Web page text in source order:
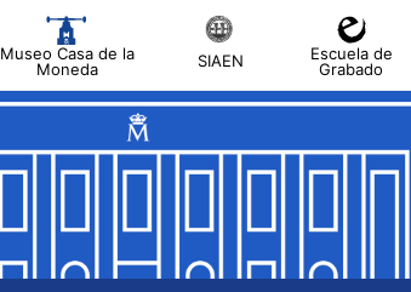
Museo Casa de la
Moneda
SIAEN
Escuela de
Grabado